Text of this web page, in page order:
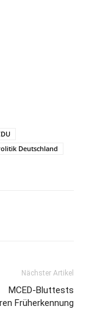
Deutschland
Nächster Artikel
MCED-Bluttests
Früherkennung